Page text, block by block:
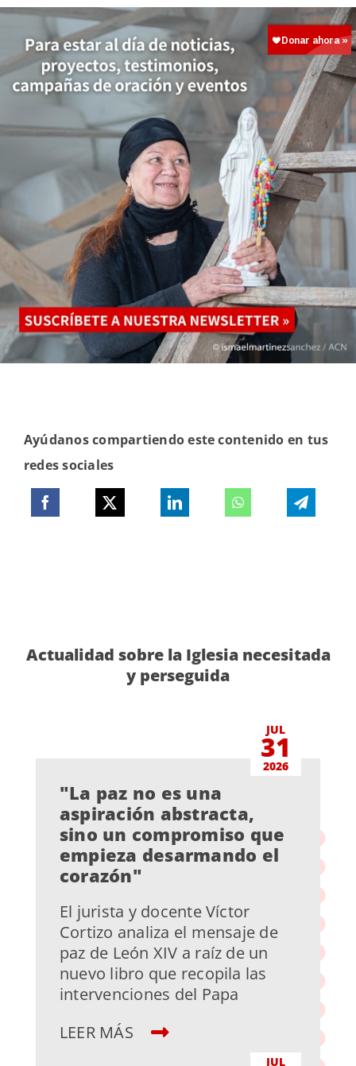
Ayúdanos compartiendo este contenido en tus
redes sociales
Actualidad sobre la Iglesia necesitada
y perseguida
JUL
31
2026
"La paz no es una
aspiración abstracta,
sino un compromiso que
empieza desarmando el
corazón"
El jurista y docente Víctor
Cortizo analiza el mensaje de
paz de León XIV a raíz de un
nuevo libro que recopila las
intervenciones del Papa
LEER MÁS
JUL